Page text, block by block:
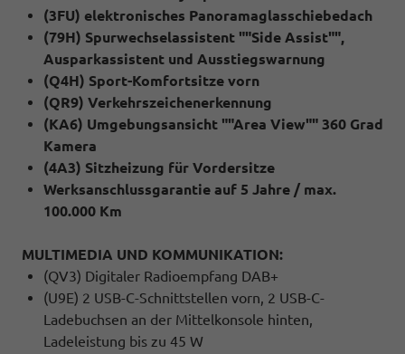
(3FU) elektronisches Panoramaglasschiebedach
(79H) Spurwechselassistent ""Side Assist"",
Ausparkassistent und Ausstiegswarnung
(Q4H) Sport-Komfortsitze vorn
(QR9) Verkehrszeichenerkennung
(KA6) Umgebungsansicht ""Area View"" 360 Grad
Kamera
(4A3) Sitzheizung für Vordersitze
Werksanschlussgarantie auf 5 Jahre / max.
100.000 Km
MULTIMEDIA UND KOMMUNIKATION:
(QV3) Digitaler Radioempfang DAB+
(U9E) 2 USB-C-Schnittstellen vorn, 2 USB-C-
Ladebuchsen an der Mittelkonsole hinten,
Ladeleistung bis zu 45 W